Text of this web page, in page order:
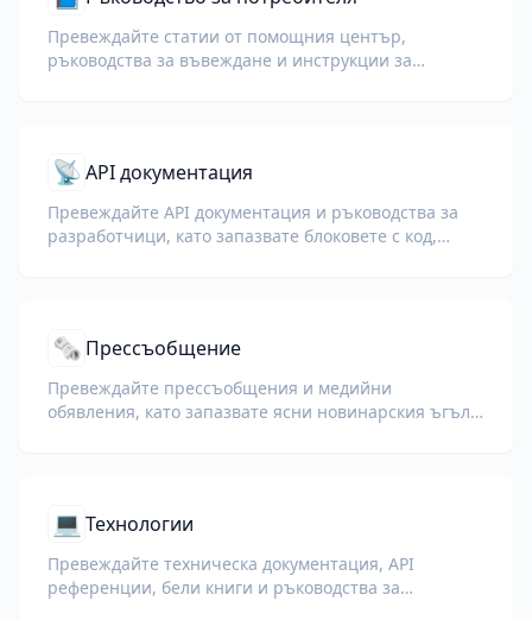
Превеждайте статии от помощния център,
ръководства за въвеждане и инструкции за
📡 API документация
Превеждайте API документация и ръководства за
разработчици, като запазвате блоковете с код,
🗞️ Прессъобщение
Превеждайте прессъобщения и медийни
обявления, като запазвате ясни новинарския ъгъл,
💻 Технологии
Превеждайте техническа документация, API
референции, бели книги и ръководства за